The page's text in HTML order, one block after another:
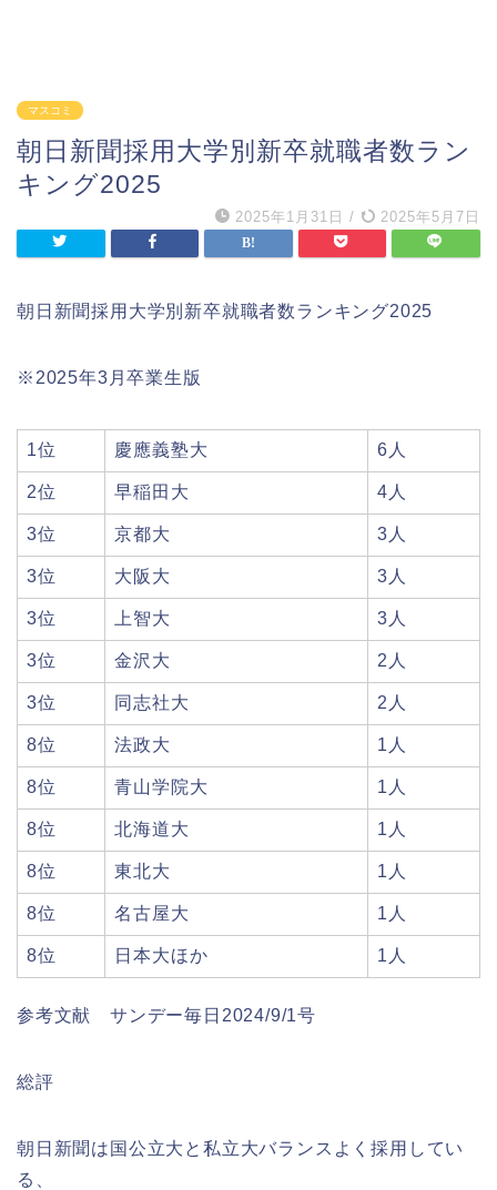
マスコミ
朝日新聞採用大学別新卒就職者数ラン
キング2025
2025年1月31日 / 2025年5月7日
朝日新聞採用大学別新卒就職者数ランキング2025
※2025年3月卒業生版
1位 慶應義塾大 6人
2位 早稲田大 4人
3位 京都大 3人
3位 大阪大 3人
3位 上智大 3人
3位 金沢大 2人
3位 同志社大 2人
8位 法政大 1人
8位 青山学院大 1人
8位 北海道大 1人
8位 東北大 1人
8位 名古屋大 1人
8位 日本大ほか 1人
参考文献 サンデー毎日2024/9/1号
総評
朝日新聞は国公立大と私立大バランスよく採用してい
る、